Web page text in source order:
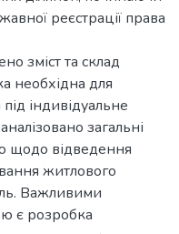
реєстрації права
зміст та склад
необхідна для
індивідуальне
загальні
щодо відведення
житлового
Важливими
є розробка